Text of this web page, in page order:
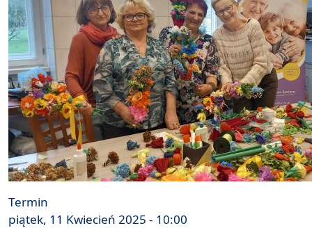
Termin
piątek, 11 Kwiecień 2025 - 10:00